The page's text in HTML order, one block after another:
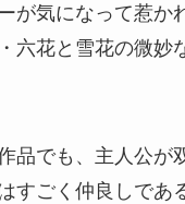
が気になって惹か
六花と雪花の微妙
品でも、主人公が
すごく仲良しであ